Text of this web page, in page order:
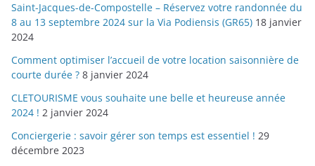
Saint-Jacques-de-Compostelle – Réservez votre randonnée du
8 au 13 septembre 2024 sur la Via Podiensis (GR65) 18 janvier
2024
Comment optimiser l’accueil de votre location saisonnière de
courte durée ? 8 janvier 2024
CLETOURISME vous souhaite une belle et heureuse année
2024 ! 2 janvier 2024
Conciergerie : savoir gérer son temps est essentiel ! 29
décembre 2023